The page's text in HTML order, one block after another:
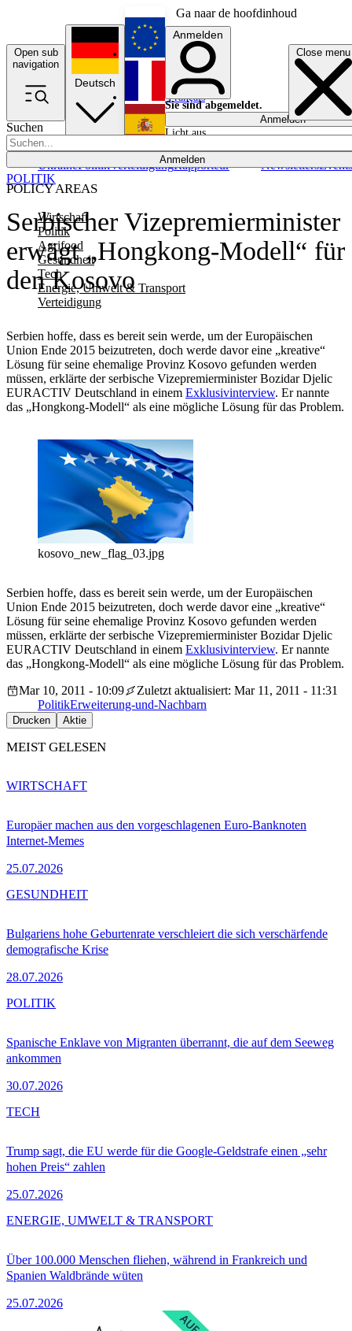
Ga naar de hoofdinhoud
Open sub
navigation
Close menu
Suchen
Anmelden
POLICY AREAS
Wirtschaft
Politik
Agrifood
Gesundheit
Tech
Energie, Umwelt & Transport
Verteidigung
UkrainePolitikVerteidigungRapporteur NewslettersEvents
Deutsch
English
Français
Anmelden
Sie sind abgemeldet.
Anmelden
Licht aus
Serbischer Vizepremierminister
erwägt „Hongkong-Modell“ für
den Kosovo
Serbien hoffe, dass es bereit sein werde, um der Europäischen
Union Ende 2015 beizutreten, doch werde davor eine „kreative“
Lösung für seine ehemalige Provinz Kosovo gefunden werden
müssen, erklärte der serbische Vizepremierminister Bozidar Djelic
EURACTIV Deutschland in einem Exklusivinterview. Er nannte
das „Hongkong-Modell“ als eine mögliche Lösung für das Problem.
POLITIK
kosovo_new_flag_03.jpg
Serbien hoffe, dass es bereit sein werde, um der Europäischen
Union Ende 2015 beizutreten, doch werde davor eine „kreative“
Lösung für seine ehemalige Provinz Kosovo gefunden werden
müssen, erklärte der serbische Vizepremierminister Bozidar Djelic
EURACTIV Deutschland in einem Exklusivinterview. Er nannte
das „Hongkong-Modell“ als eine mögliche Lösung für das Problem.
Mar 10, 2011 - 10:09
Zuletzt aktualisiert: Mar 11, 2011 - 11:31
PolitikErweiterung-und-Nachbarn
Drucken Aktie
MEIST GELESEN
Europäer machen aus den vorgeschlagenen Euro-Banknoten
Internet-Memes
25.07.2026
WIRTSCHAFT
Bulgariens hohe Geburtenrate verschleiert die sich verschärfende
demografische Krise
28.07.2026
GESUNDHEIT
Spanische Enklave von Migranten überrannt, die auf dem Seeweg
ankommen
30.07.2026
POLITIK
Trump sagt, die EU werde für die Google-Geldstrafe einen „sehr
hohen Preis“ zahlen
25.07.2026
TECH
Über 100.000 Menschen fliehen, während in Frankreich und
Spanien Waldbrände wüten
25.07.2026
ENERGIE, UMWELT & TRANSPORT